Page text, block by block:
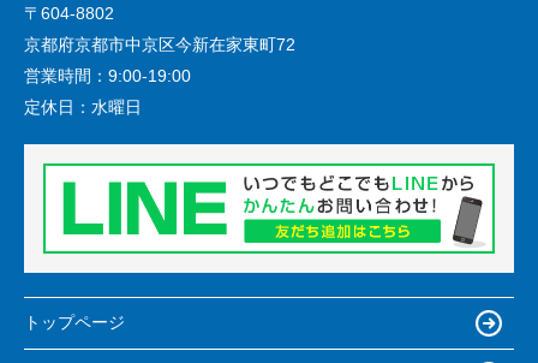
〒604-8802
京都府京都市中京区今新在家東町72
営業時間： 9:00-19:00
定休日： 水曜日
トップページ